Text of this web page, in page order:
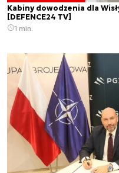
Kabiny dowodzenia dla
[DEFENCE24 TV]
1 min.